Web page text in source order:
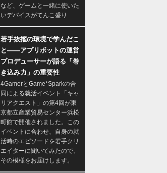
など、ゲームと一緒に使いた
いデバイスがてんこ盛り
若手抜擢の環境で学んだこ
と――アプリボットの運営
プロデューサーが語る「巻
き込み力」の重要性
4GamerとGame*Sparkの合
同による就活イベント「キャ
リアクエスト」の第4回が東
京都立産業貿易センター浜松
町館で開催されました。この
イベントに合わせ、自身の就
活時のエピソードを若手クリ
エイターに聞いてみたので、
その模様をお届けします。